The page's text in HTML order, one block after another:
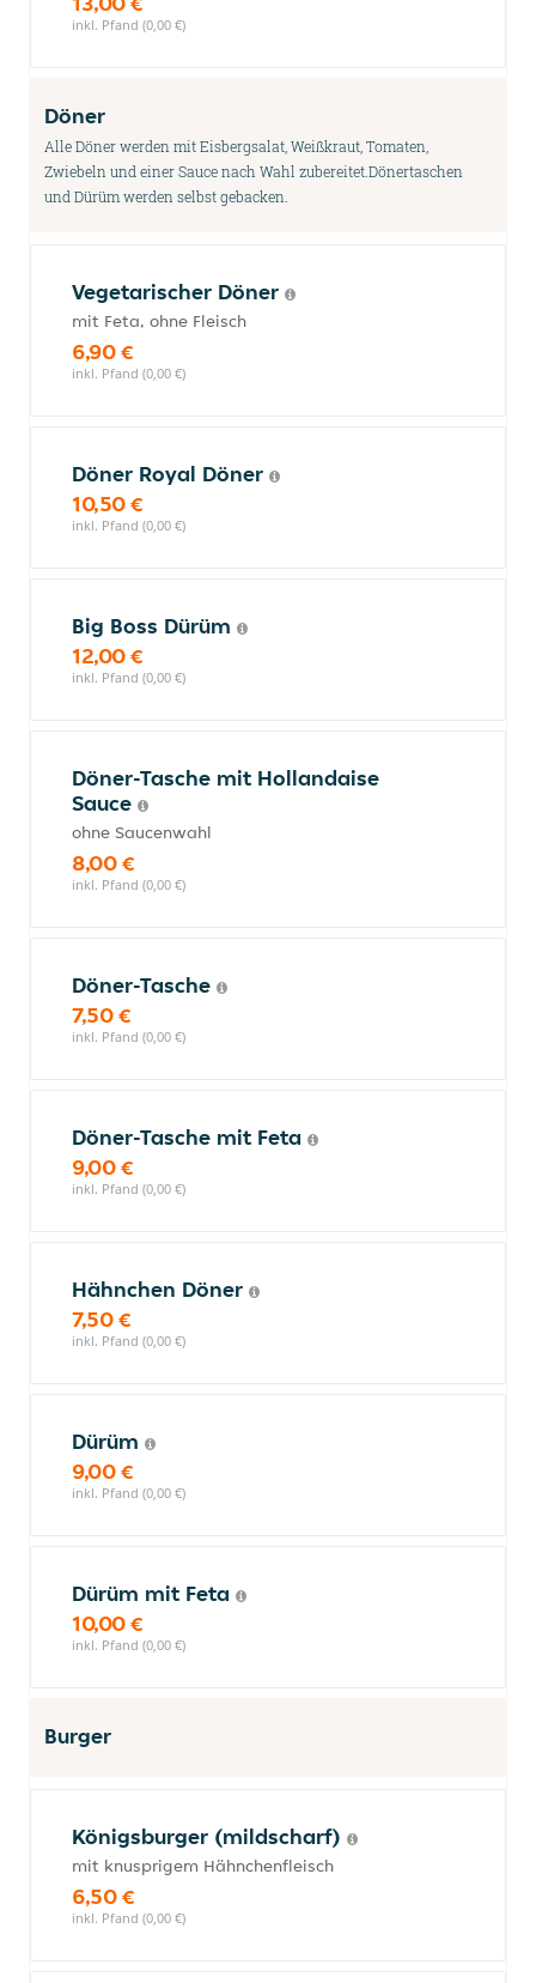
inkl. Pfand (0,00 €)
Döner
Alle Döner werden mit Eisbergsalat, Weißkraut, Tomaten,
Zwiebeln und einer Sauce nach Wahl zubereitet.Dönertaschen
und Dürüm werden selbst gebacken.
Vegetarischer Döner
mit Feta, ohne Fleisch
6,90 €
inkl. Pfand (0,00 €)
Döner Royal Döner
10,50 €
inkl. Pfand (0,00 €)
Big Boss Dürüm
12,00 €
inkl. Pfand (0,00 €)
Döner-Tasche mit Hollandaise
Sauce
ohne Saucenwahl
8,00 €
inkl. Pfand (0,00 €)
Döner-Tasche
7,50 €
inkl. Pfand (0,00 €)
Döner-Tasche mit Feta
9,00 €
inkl. Pfand (0,00 €)
Hähnchen Döner
7,50 €
inkl. Pfand (0,00 €)
Dürüm
9,00 €
inkl. Pfand (0,00 €)
Dürüm mit Feta
10,00 €
inkl. Pfand (0,00 €)
Burger
Königsburger (mildscharf)
mit knusprigem Hähnchenfleisch
6,50 €
inkl. Pfand (0,00 €)